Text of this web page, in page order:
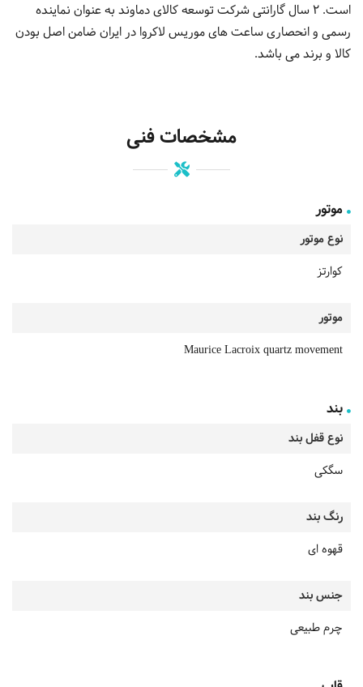
است. 2 سال گارانتی شرکت توسعه کالای دماوند به عنوان نماینده
رسمی و انحصاری ساعت های موریس لاکروا در ایران ضامن اصل بودن
کالا و برند می باشد.
مشخصات فنی
موتور
نوع موتور
کوارتز
موتور
Maurice Lacroix quartz movement
بند
نوع قفل بند
سگکی
رنگ بند
قهوه ای
جنس بند
چرم طبیعی